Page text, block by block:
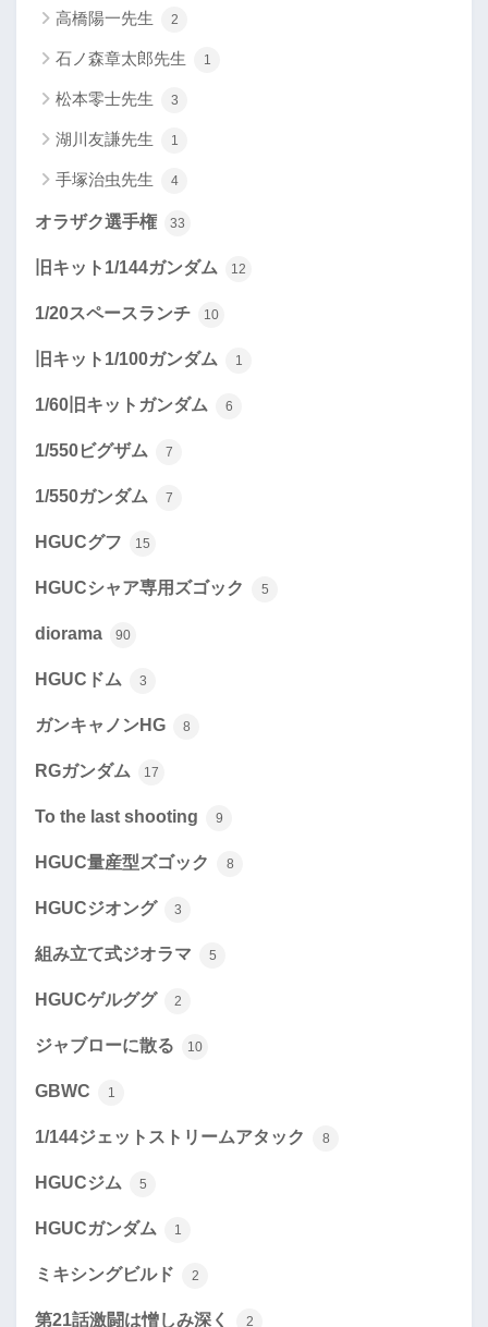
高橋陽一先生 2
石ノ森章太郎先生 1
松本零士先生 3
湖川友謙先生 1
手塚治虫先生 4
オラザク選手権 33
旧キット1/144ガンダム 12
1/20スペースランチ 10
旧キット1/100ガンダム 1
1/60旧キットガンダム 6
1/550ビグザム 7
1/550ガンダム 7
HGUCグフ 15
HGUCシャア専用ズゴック 5
diorama 90
HGUCドム 3
ガンキャノンHG 8
RGガンダム 17
To the last shooting 9
HGUC量産型ズゴック 8
HGUCジオング 3
組み立て式ジオラマ 5
HGUCゲルググ 2
ジャブローに散る 10
GBWC 1
1/144ジェットストリームアタック 8
HGUCジム 5
HGUCガンダム 1
ミキシングビルド 2
第21話激闘は憎しみ深く 2